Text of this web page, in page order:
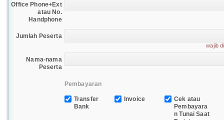
Office Phone+Ext
atau No.
Handphone
Jumlah Peserta
wajib
Nama-nama
Peserta
Pembayaran
Transfer
Bank
Invoice
Cek atau
Pembayara
n Tunai Saat